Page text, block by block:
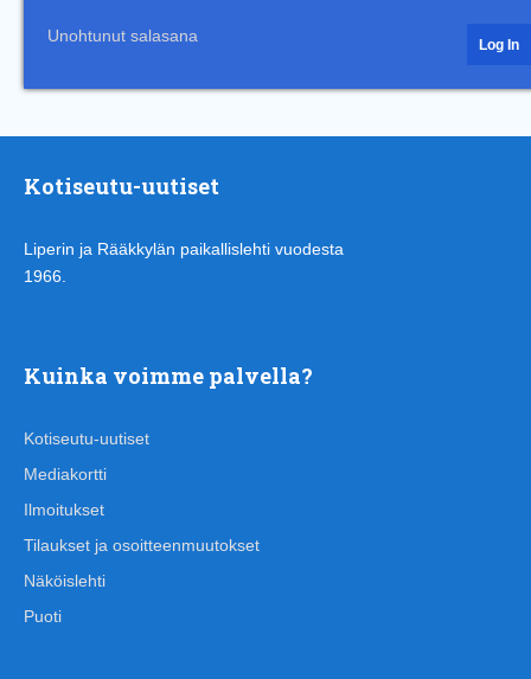
Unohtunut salasana
Kotiseutu-uutiset
Liperin ja Rääkkylän paikallislehti vuodesta
1966.
Kuinka voimme palvella?
Kotiseutu-uutiset
Mediakortti
Ilmoitukset
Tilaukset ja osoitteenmuutokset
Näköislehti
Puoti